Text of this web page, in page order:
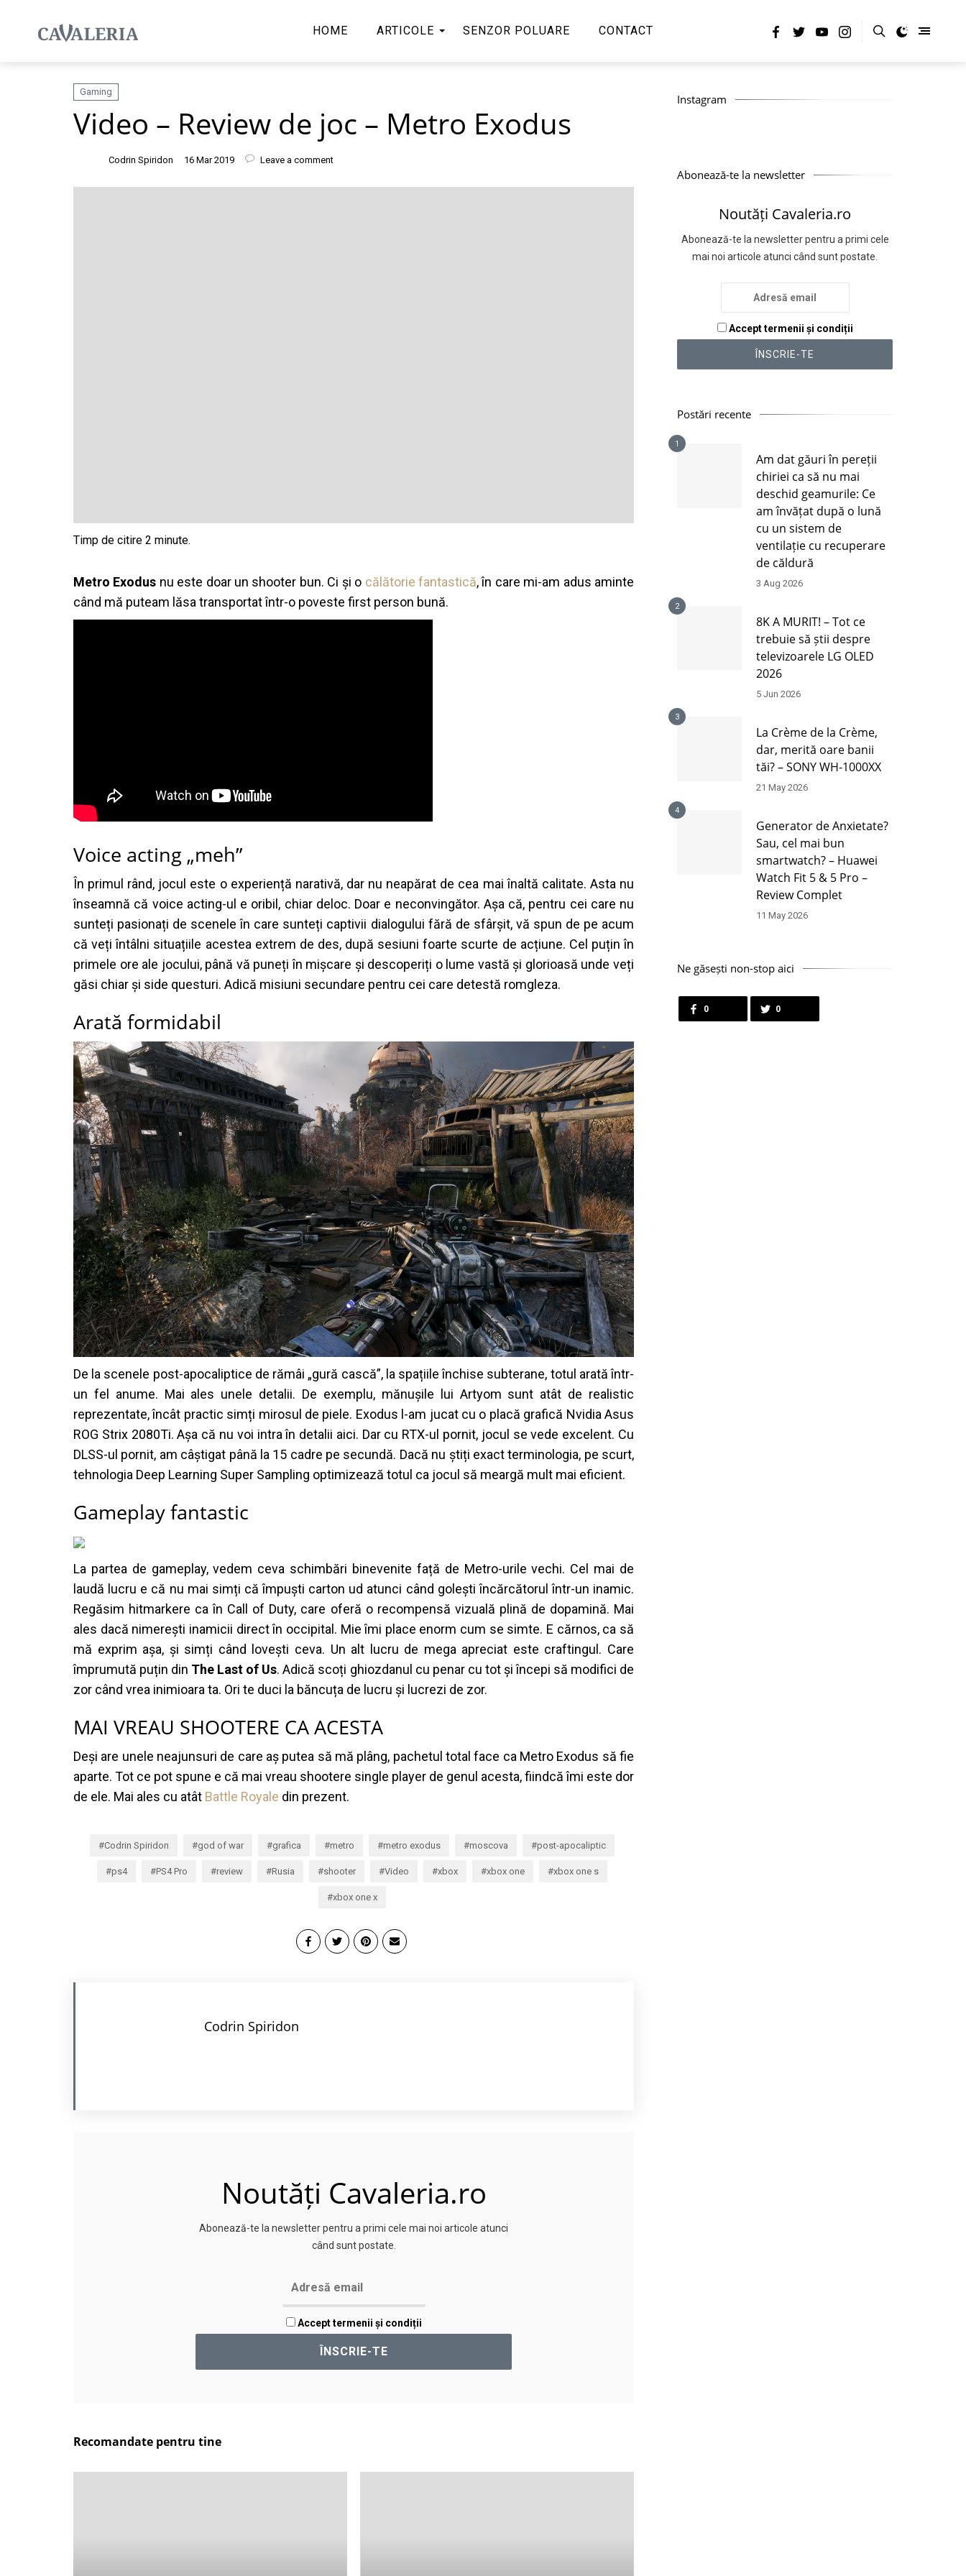
HOME ARTICOLE SENZOR POLUARE CONTACT
Gaming
Video – Review de joc – Metro Exodus
Codrin Spiridon 16 Mar 2019 Leave a comment
Metro Exodus nu este doar un shooter bun. Ci și o călătorie fantastică, în care mi-am adus aminte
când mă puteam lăsa transportat într-o poveste first person bună.
Voice acting „meh”
În primul rând, jocul este o experiență narativă, dar nu neapărat de cea mai înaltă calitate. Asta nu
înseamnă că voice acting-ul e oribil, chiar deloc. Doar e neconvingător. Așa că, pentru cei care nu
sunteți pasionați de scenele în care sunteți captivii dialogului fără de sfârșit, vă spun de pe acum
că veți întâlni situațiile acestea extrem de des, după sesiuni foarte scurte de acțiune. Cel puțin în
primele ore ale jocului, până vă puneți în mișcare și descoperiți o lume vastă și glorioasă unde veți
găsi chiar și side questuri. Adică misiuni secundare pentru cei care detestă romgleza.
Arată formidabil
De la scenele post-apocaliptice de rămâi „gură cască”, la spațiile închise subterane, totul arată într-
un fel anume. Mai ales unele detalii. De exemplu, mănușile lui Artyom sunt atât de realistic
reprezentate, încât practic simți mirosul de piele. Exodus l-am jucat cu o placă grafică Nvidia Asus
ROG Strix 2080Ti. Așa că nu voi intra în detalii aici. Dar cu RTX-ul pornit, jocul se vede excelent. Cu
DLSS-ul pornit, am câștigat până la 15 cadre pe secundă. Dacă nu știți exact terminologia, pe scurt,
tehnologia Deep Learning Super Sampling optimizează totul ca jocul să meargă mult mai eficient.
Gameplay fantastic
La partea de gameplay, vedem ceva schimbări binevenite față de Metro-urile vechi. Cel mai de
laudă lucru e că nu mai simți că împuști carton ud atunci când golești încărcătorul într-un inamic.
Regăsim hitmarkere ca în Call of Duty, care oferă o recompensă vizuală plină de dopamină. Mai
ales dacă nimerești inamicii direct în occipital. Mie îmi place enorm cum se simte. E cărnos, ca să
mă exprim așa, și simți când lovești ceva. Un alt lucru de mega apreciat este craftingul. Care
împrumută puțin din The Last of Us. Adică scoți ghiozdanul cu penar cu tot și începi să modifici de
zor când vrea inimioara ta. Ori te duci la băncuța de lucru și lucrezi de zor.
MAI VREAU SHOOTERE CA ACESTA
Deși are unele neajunsuri de care aș putea să mă plâng, pachetul total face ca Metro Exodus să fie
aparte. Tot ce pot spune e că mai vreau shootere single player de genul acesta, fiindcă îmi este dor
de ele. Mai ales cu atât Battle Royale din prezent.
Codrin Spiridon god of war grafica metro metro exodus moscova post-apocaliptic
ps4 PS4 Pro review Rusia shooter Video xbox xbox one xbox one s
xbox one x
Codrin Spiridon
Noutăți Cavaleria.ro
Abonează-te la newsletter pentru a primi cele mai noi articole atunci
când sunt postate.
Accept termenii și condiții
Recomandate pentru tine
Instagram
Abonează-te la newsletter
Noutăți Cavaleria.ro
Abonează-te la newsletter pentru a primi cele
mai noi articole atunci când sunt postate.
Accept termenii și condiții
Postări recente
1
Am dat găuri în pereții
chiriei ca să nu mai
deschid geamurile: Ce
am învățat după o lună
cu un sistem de
ventilație cu recuperare
de căldură
3 Aug 2026
2
8K A MURIT! – Tot ce
trebuie să știi despre
televizoarele LG OLED
2026
5 Jun 2026
3
La Crème de la Crème,
dar, merită oare banii
tăi? – SONY WH-1000XX
21 May 2026
4
Generator de Anxietate?
Sau, cel mai bun
smartwatch? – Huawei
Watch Fit 5 & 5 Pro –
Review Complet
11 May 2026
Ne găsești non-stop aici
0 0